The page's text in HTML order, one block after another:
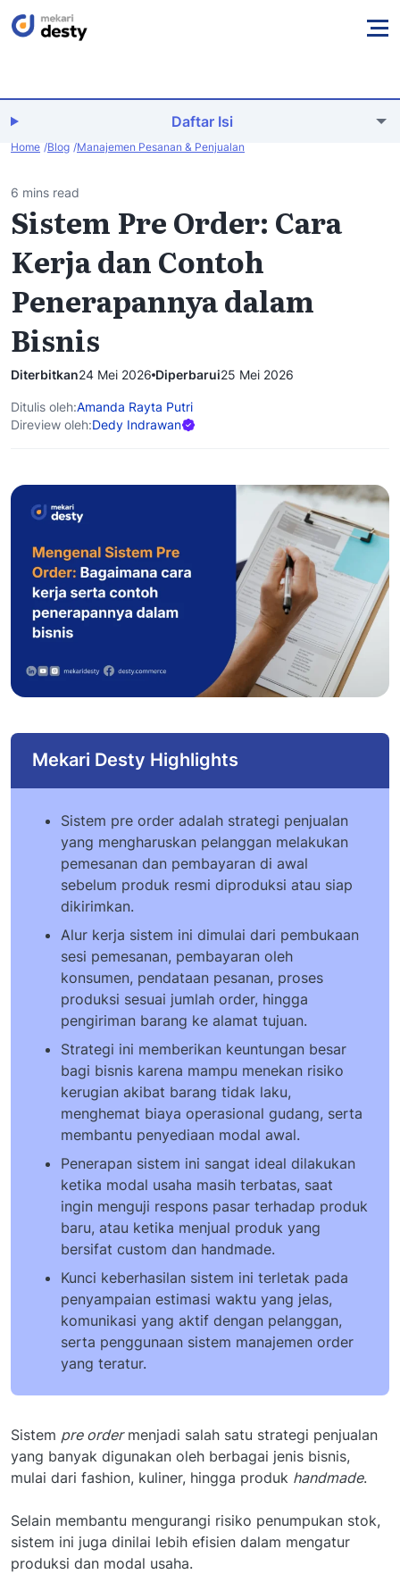
Daftar Isi
Home Blog Manajemen Pesanan & Penjualan
6 mins read
Sistem Pre Order: Cara
Kerja dan Contoh
Penerapannya dalam
Bisnis
Diterbitkan24 Mei 2026 Diperbarui25 Mei 2026
Ditulis oleh:Amanda Rayta Putri
Direview oleh:Dedy Indrawan
Mekari Desty Highlights
Sistem pre order adalah strategi penjualan
yang mengharuskan pelanggan melakukan
pemesanan dan pembayaran di awal
sebelum produk resmi diproduksi atau siap
dikirimkan.
Alur kerja sistem ini dimulai dari pembukaan
sesi pemesanan, pembayaran oleh
konsumen, pendataan pesanan, proses
produksi sesuai jumlah order, hingga
pengiriman barang ke alamat tujuan.
Strategi ini memberikan keuntungan besar
bagi bisnis karena mampu menekan risiko
kerugian akibat barang tidak laku,
menghemat biaya operasional gudang, serta
membantu penyediaan modal awal.
Penerapan sistem ini sangat ideal dilakukan
ketika modal usaha masih terbatas, saat
ingin menguji respons pasar terhadap produk
baru, atau ketika menjual produk yang
bersifat custom dan handmade.
Kunci keberhasilan sistem ini terletak pada
penyampaian estimasi waktu yang jelas,
komunikasi yang aktif dengan pelanggan,
serta penggunaan sistem manajemen order
yang teratur.
Sistem pre ordermenjadi salah satu strategi penjualan
yang banyak digunakan oleh berbagai jenis bisnis,
mulai dari fashion, kuliner, hingga produk handmade.
Selain membantu mengurangi risiko penumpukan stok,
sistem ini juga dinilai lebih efisien dalam mengatur
produksi dan modal usaha.